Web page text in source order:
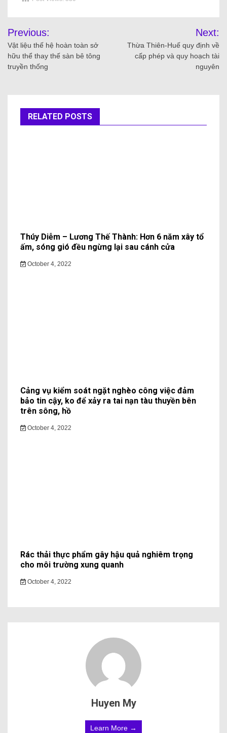
Previous:
Vật liệu thế hệ hoàn toàn sở
hữu thể thay thế sàn bê tông
truyền thống
Next:
Thừa Thiên-Huế quy định về
cấp phép và quy hoạch tài
nguyên
RELATED POSTS
Thúy Diễm – Lương Thế Thành: Hơn 6 năm xây tổ
ấm, sóng gió đều ngừng lại sau cánh cửa
October 4, 2022
Cảng vụ kiểm soát ngặt nghèo công việc đảm
bảo tin cậy, ko để xảy ra tai nạn tàu thuyền bên
trên sông, hồ
October 4, 2022
Rác thải thực phẩm gây hậu quả nghiêm trọng
cho môi trường xung quanh
October 4, 2022
Huyen My
Learn More →